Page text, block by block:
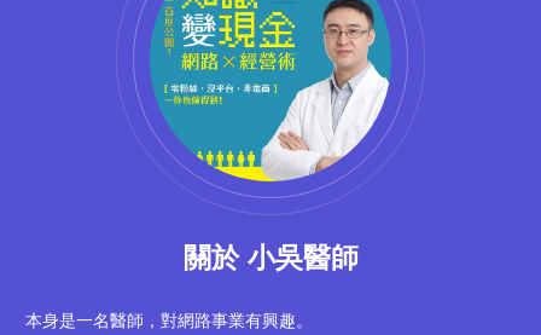
關於 小吳醫師
本身是一名醫師，對網路事業有興趣。